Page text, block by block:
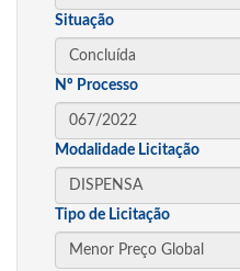
Situação
Nº Processo
Modalidade Licitação
Tipo de Licitação